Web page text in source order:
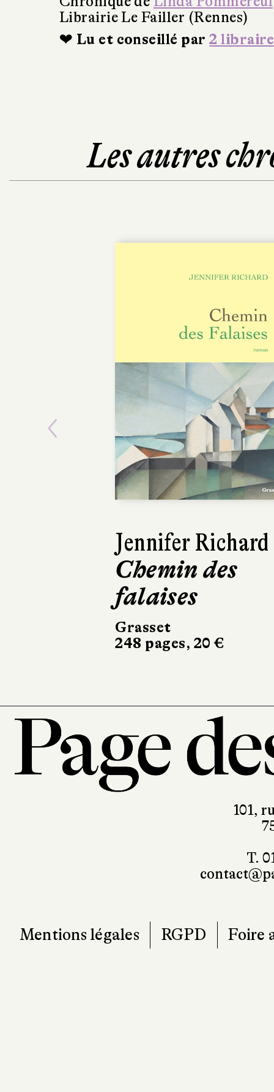
Librairie Le Failler (Rennes)
❤ Lu et conseillé par2
Les autres
Jennifer Richard
Chemin des
falaises
Grasset
248 pages, 20 €
Previous
101,
T.
Mentions légales RGPD Foire